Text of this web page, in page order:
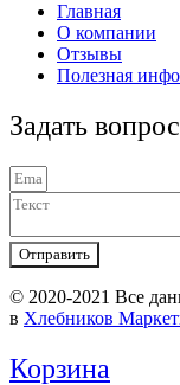
Главная
О компании
Отзывы
Полезная
Задать вопрос
Отправить
© 2020-2021 Вcе
в Хлебников
Корзина